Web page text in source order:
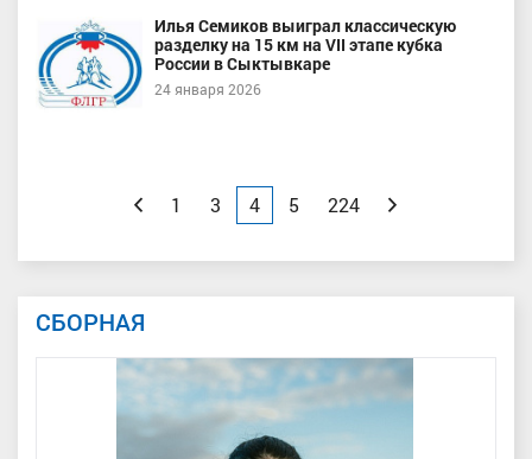
Илья Семиков выиграл классическую
разделку на 15 км на VII этапе кубка
России в Сыктывкаре
24 января 2026
Назад
1 3 4 5 224 Вперед
СБОРНАЯ